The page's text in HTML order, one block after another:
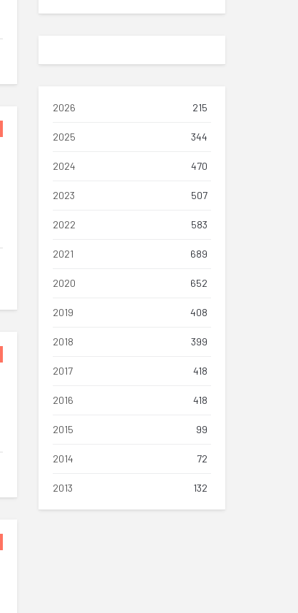
2026 215
2025 344
2024 470
2023 507
2022 583
2021 689
2020 652
2019 408
2018 399
2017 418
2016 418
2015 99
2014 72
2013 132